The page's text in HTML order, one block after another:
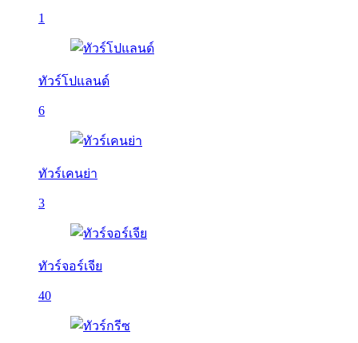
1
ทัวร์โปแลนด์
6
ทัวร์เคนย่า
3
ทัวร์จอร์เจีย
40